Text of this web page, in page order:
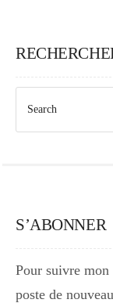
S’ABONNER
Pour suivre
poste de